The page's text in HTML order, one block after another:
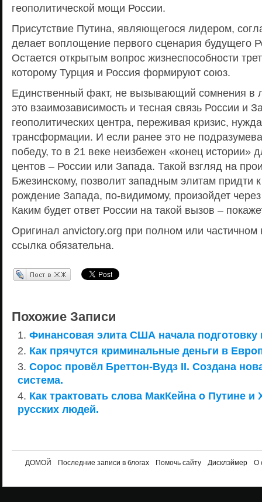
геополитической мощи России.
Присутствие Путина, являющегося лидером,
делает воплощение первого сценария будущего
Остается открытым вопрос жизнеспособности
которому Турция и Россия формируют союз.
Единственный факт, не вызывающий сомнения в
это взаимозависимость и тесная связь России и
геополитических центра, переживая кризис,
трансформации. И если ранее это не
победу, то в 21 веке неизбежен «конец истории»
центов – России или Запада. Такой взгляд на
Бжезинскому, позволит западным элитам придти
рождение Запада, по-видимому, произойдет
Каким будет ответ России на такой вызов –
Оригинал anvictory.org при полном или частичном
ссылка обязательна.
Перепост в ЖЖ
Похожие Записи
Финансовая элита США начала подготовку
Как прячутся криминальные деньги в
Сорос провёл Бреттон-Вудз II. Создана
система.
Как трактовать слова МакКейна о Путине и
русских людей.
ДОМОЙ Последние записи в блогах Помочь сайту Дисклэймер О